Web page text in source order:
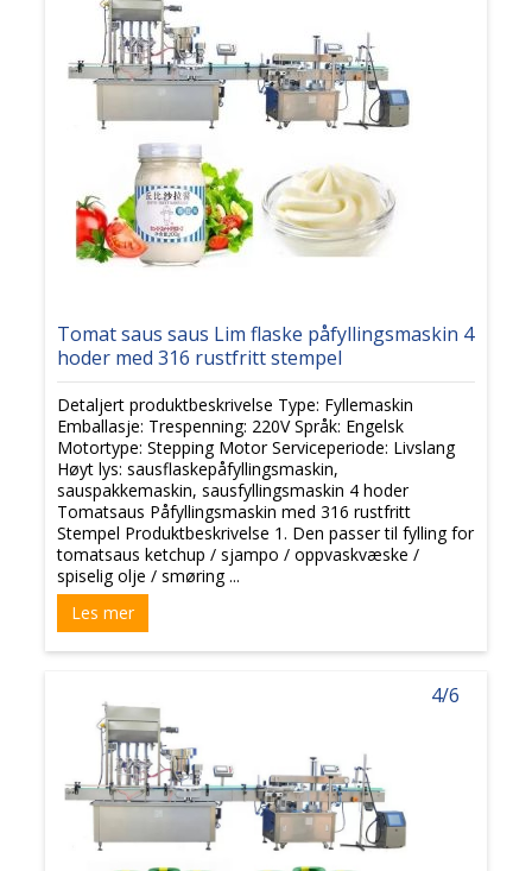
Tomat saus saus Lim flaske påfyllingsmaskin 4
hoder med 316 rustfritt stempel
Detaljert produktbeskrivelse Type: Fyllemaskin
Emballasje: Trespenning: 220V Språk: Engelsk
Motortype: Stepping Motor Serviceperiode: Livslang
Høyt lys: sausflaskepåfyllingsmaskin,
sauspakkemaskin, sausfyllingsmaskin 4 hoder
Tomatsaus Påfyllingsmaskin med 316 rustfritt
Stempel Produktbeskrivelse 1. Den passer til fylling for
tomatsaus ketchup / sjampo / oppvaskvæske /
spiselig olje / smøring ...
Les mer
4/6